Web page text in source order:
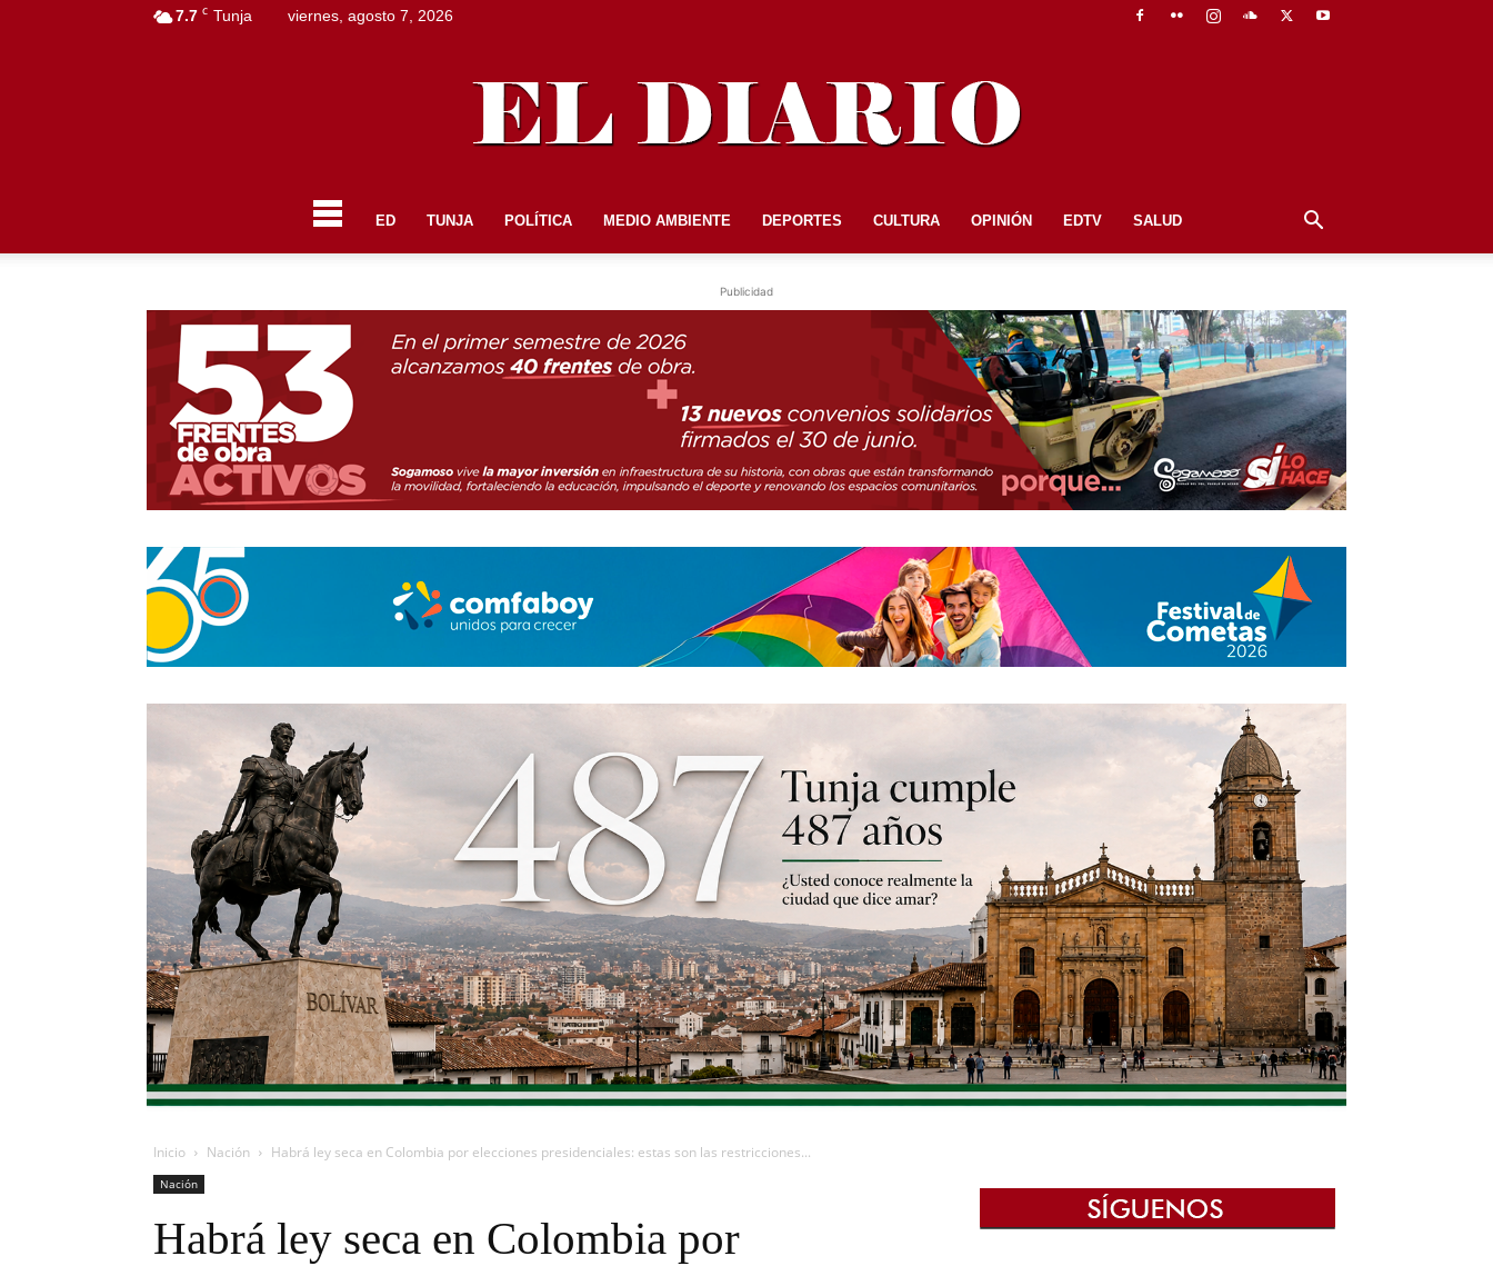
7.7 C Tunja viernes, agosto 7, 2026
DIARIO
ED TUNJA POLÍTICA MEDIO AMBIENTE DEPORTES CULTURA OPINIÓN EDTV SALUD
Publicidad
Inicio Nación Habrá ley seca en Colombia por elecciones presidenciales: estas son las restricciones...
Nación
Habrá ley seca en Colombia por